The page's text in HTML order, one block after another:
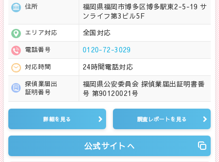
住所
福岡県福岡市博多区博多駅東2-5-19 サ
ンライフ第3ビル5F
エリア対応 全国対応
電話番号 0120-72-3029
対応時間 24時間電話対応
探偵業届出
証明番号
福岡県公安委員会 探偵業届出証明書番
号 第90120021号
詳細を見る 調査レポートを見る
公式サイトへ